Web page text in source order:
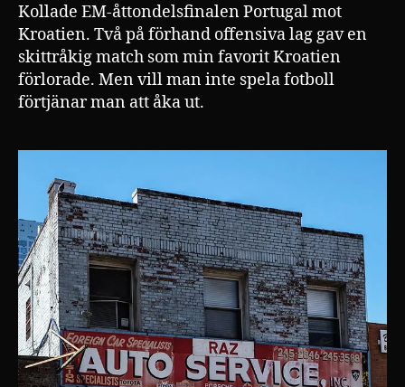
Kollade EM-åttondelsfinalen Portugal mot
Kroatien. Två på förhand offensiva lag gav en
skittråkig match som min favorit Kroatien
förlorade. Men vill man inte spela fotboll
förtjänar man att åka ut.